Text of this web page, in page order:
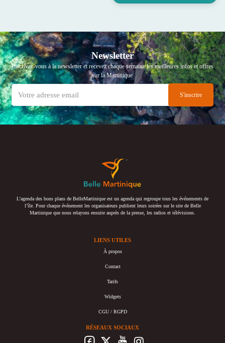
Newsletter
Inscrivez-vous à la newsletter et recevez chaque semaine les meilleures infos et offres
sur la Martinique
L’agenda des bons plans de BelleMartinique est un agenda qui regroupe tous les événements de
l’île. Pour chaque événement les organisateurs publient leurs soirées sur le site de Belle
Martinique que nous relayons ensuite auprès de la presse, les radios et télévisions.
LIENS UTILES
À propos
Contact
Tarifs
Widgets
CGU / RGPD
RÉSEAUX SOCIAUX